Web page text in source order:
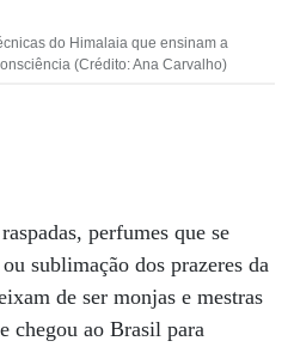
do Himalaia que ensinam a
(Crédito: Ana Carvalho)
perfumes que se
sublimação dos prazeres da
de ser monjas e mestras
chegou ao Brasil para